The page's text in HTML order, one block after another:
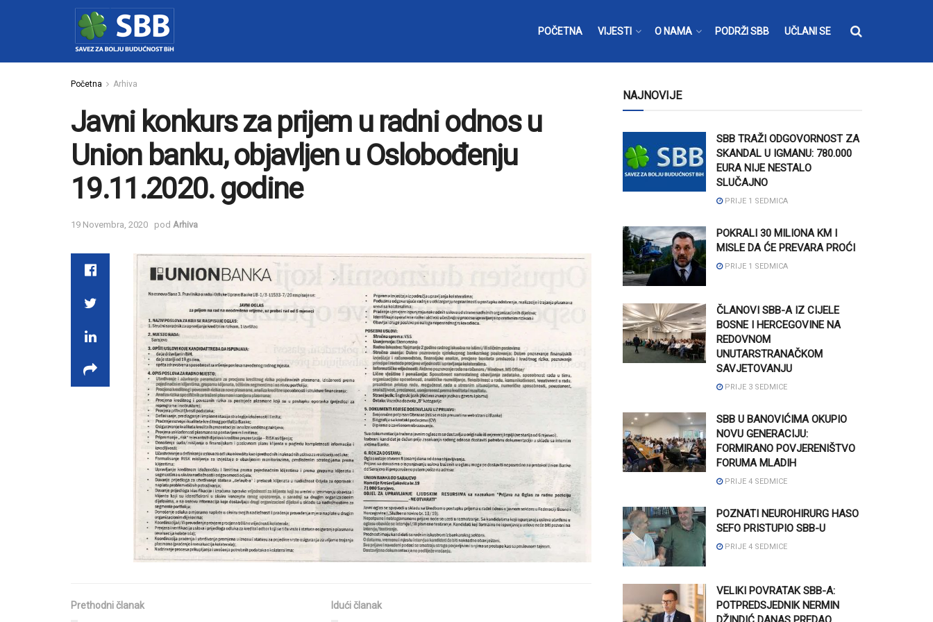
POČETNA VIJESTI O NAMA PODRŽI SBB UČLANI SE
Početna Arhiva
Javni konkurs za prijem u radni odnos u
Union banku, objavljen u Oslobođenju
19.11.2020. godine
19 Novembra, 2020 pod Arhiva
Prethodni članak Idući članak
NAJNOVIJE
SBB TRAŽI ODGOVORNOST ZA
SKANDAL U IGMANU: 780.000
EURA NIJE NESTALO
SLUČAJNO
PRIJE 1 SEDMICA
POKRALI 30 MILIONA KM I
MISLE DA ĆE PREVARA PROĆI
PRIJE 1 SEDMICA
ČLANOVI SBB-A IZ CIJELE
BOSNE I HERCEGOVINE NA
REDOVNOM
UNUTARSTRANAČKOM
SAVJETOVANJU
PRIJE 3 SEDMICE
SBB U BANOVIĆIMA OKUPIO
NOVU GENERACIJU:
FORMIRANO POVJERENIŠTVO
FORUMA MLADIH
PRIJE 4 SEDMICE
POZNATI NEUROHIRURG HASO
SEFO PRISTUPIO SBB-U
PRIJE 4 SEDMICE
VELIKI POVRATAK SBB-A:
POTPREDSJEDNIK NERMIN